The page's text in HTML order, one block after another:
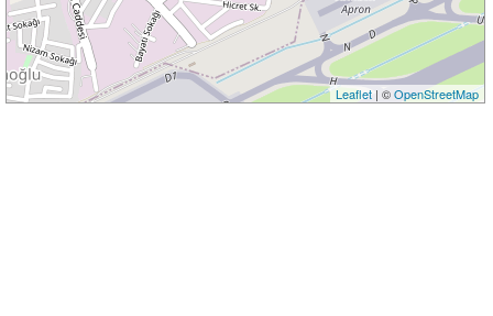
Leaflet| ©OpenStreetMap